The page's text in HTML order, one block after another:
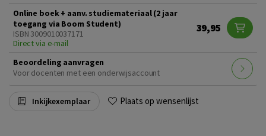
Online boek + aanv. studiemateriaal (2 jaar
toegang via Boom Student)
ISBN 3009010037171
Direct via e-mail
39,95
Beoordeling aanvragen
Voor docenten met een onderwijsaccount
Inkijkexemplaar Plaats op wensenlijst